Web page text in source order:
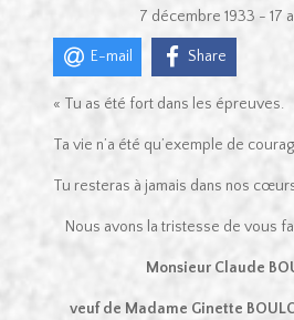
7 décembre 1933 - 17
E-mail Share
« Tu as été fort dans les épreuves.
Ta vie n’a été qu’exemple de
Tu resteras à jamais dans nos
Nous avons la tristesse de vous
Monsieur Claude
veuf de Madame Ginette